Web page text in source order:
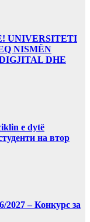
UNIVERSITETI
NISMËN
DHE
e dytë
на втор
2027 – Конкурс за